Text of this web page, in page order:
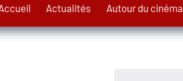
Actualités Autour du cinéma